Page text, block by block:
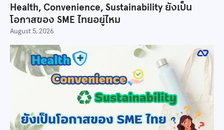
Health, Convenience, Sustainability ยังเป็น
โอกาสของ SME ไทยอยู่ไหม
August 5, 2026